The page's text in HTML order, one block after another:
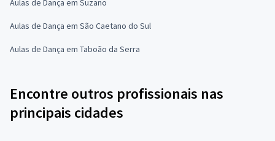
Aulas de Dança em Suzano
Aulas de Dança em São Caetano do Sul
Aulas de Dança em Taboão da Serra
Encontre outros profissionais nas
principais cidades